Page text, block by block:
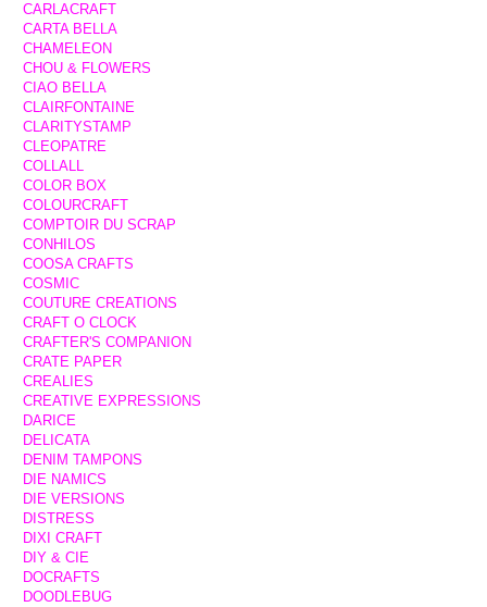
CARLACRAFT
CARTA BELLA
CHAMELEON
CHOU & FLOWERS
CIAO BELLA
CLAIRFONTAINE
CLARITYSTAMP
CLEOPATRE
COLLALL
COLOR BOX
COLOURCRAFT
COMPTOIR DU SCRAP
CONHILOS
COOSA CRAFTS
COSMIC
COUTURE CREATIONS
CRAFT O CLOCK
CRAFTER'S COMPANION
CRATE PAPER
CREALIES
CREATIVE EXPRESSIONS
DARICE
DELICATA
DENIM TAMPONS
DIE NAMICS
DIE VERSIONS
DISTRESS
DIXI CRAFT
DIY & CIE
DOCRAFTS
DOODLEBUG